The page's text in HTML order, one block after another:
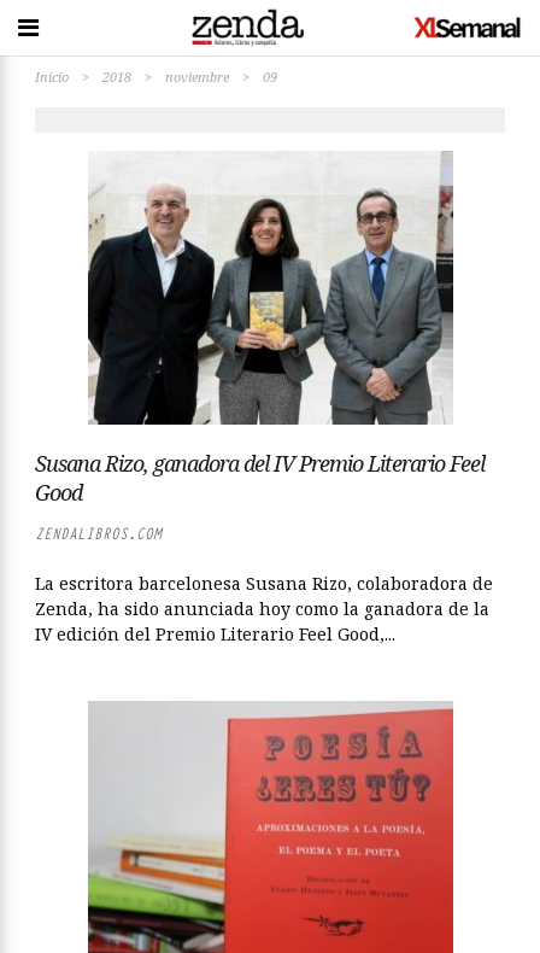
Inicio > 2018 > noviembre > 09
Susana Rizo, ganadora del IV Premio Literario Feel
Good
ZENDALIBROS.COM
La escritora barcelonesa Susana Rizo, colaboradora de
Zenda, ha sido anunciada hoy como la ganadora de la
IV edición del Premio Literario Feel Good,...